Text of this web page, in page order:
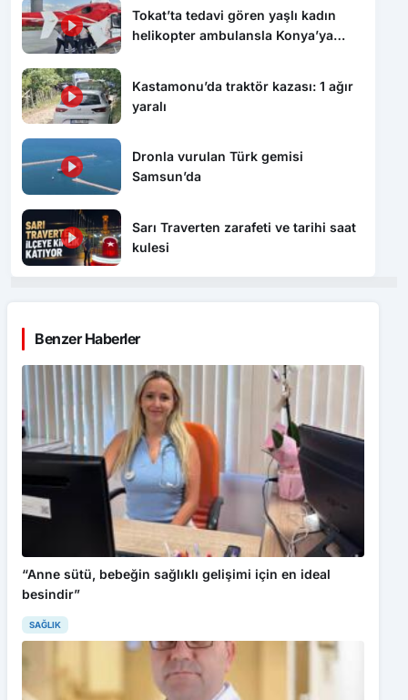
Tokat’ta tedavi gören yaşlı kadın
helikopter ambulansla Konya’ya
Kastamonu’da traktör kazası: 1 ağır
yaralı
Dronla vurulan Türk gemisi
Samsun’da
Sarı Traverten zarafeti ve tarihi saat
kulesi
Benzer Haberler
“Anne sütü, bebeğin sağlıklı gelişimi için en ideal
besindir”
SAĞLIK